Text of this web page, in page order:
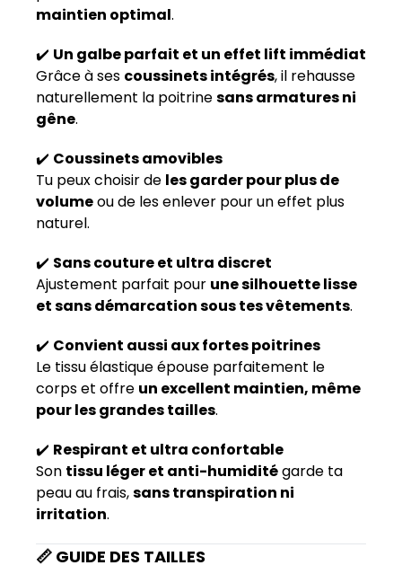
maintien optimal.
✔️ Un galbe parfait et un effet lift immédiat
Grâce à ses coussinets intégrés, il rehausse
naturellement la poitrinesans armatures ni
gêne.
✔️ Coussinets amovibles
Tu peux choisir de les garder pour plus de
volumeou de les enlever pour un effet plus
naturel.
✔️ Sans couture et ultra discret
Ajustement parfait pour une silhouette lisse
et sans démarcation sous tes vêtements.
✔️ Convient aussi aux fortes poitrines
Le tissu élastique épouse parfaitement le
corps et offre un excellent maintien, même
pour les grandes tailles.
✔️ Respirant et ultra confortable
Son tissu léger et anti-humiditégarde ta
peau au frais,sans transpiration ni
irritation.
📏 GUIDE DES TAILLES